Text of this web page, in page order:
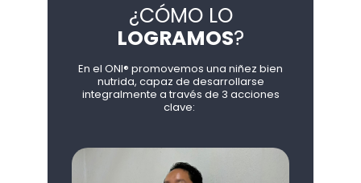
¿CÓMO LO
LOGRAMOS?
En el ONI® promovemos una niñez bien
nutrida, capaz de desarrollarse
integralmente a través de 3 acciones
clave: